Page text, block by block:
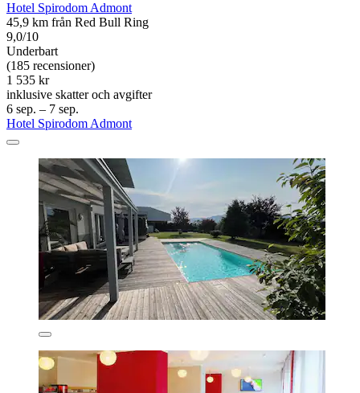
Hotel Spirodom Admont
45,9 km från Red Bull Ring
9,0/10
Underbart
(185 recensioner)
1 535 kr
inklusive skatter och avgifter
6 sep. – 7 sep.
Hotel Spirodom Admont